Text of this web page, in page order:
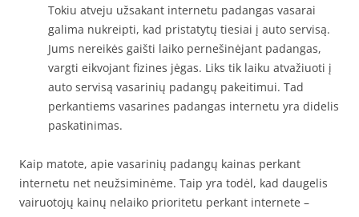
Tokiu atveju užsakant internetu padangas vasarai
galima nukreipti, kad pristatytų tiesiai į auto servisą.
Jums nereikės gaišti laiko pernešinėjant padangas,
vargti eikvojant fizines jėgas. Liks tik laiku atvažiuoti į
auto servisą vasarinių padangų pakeitimui. Tad
perkantiems vasarines padangas internetu yra didelis
paskatinimas.
Kaip matote, apie vasarinių padangų kainas perkant
internetu net neužsiminėme. Taip yra todėl, kad daugelis
vairuotojų kainų nelaiko prioritetu perkant internete –